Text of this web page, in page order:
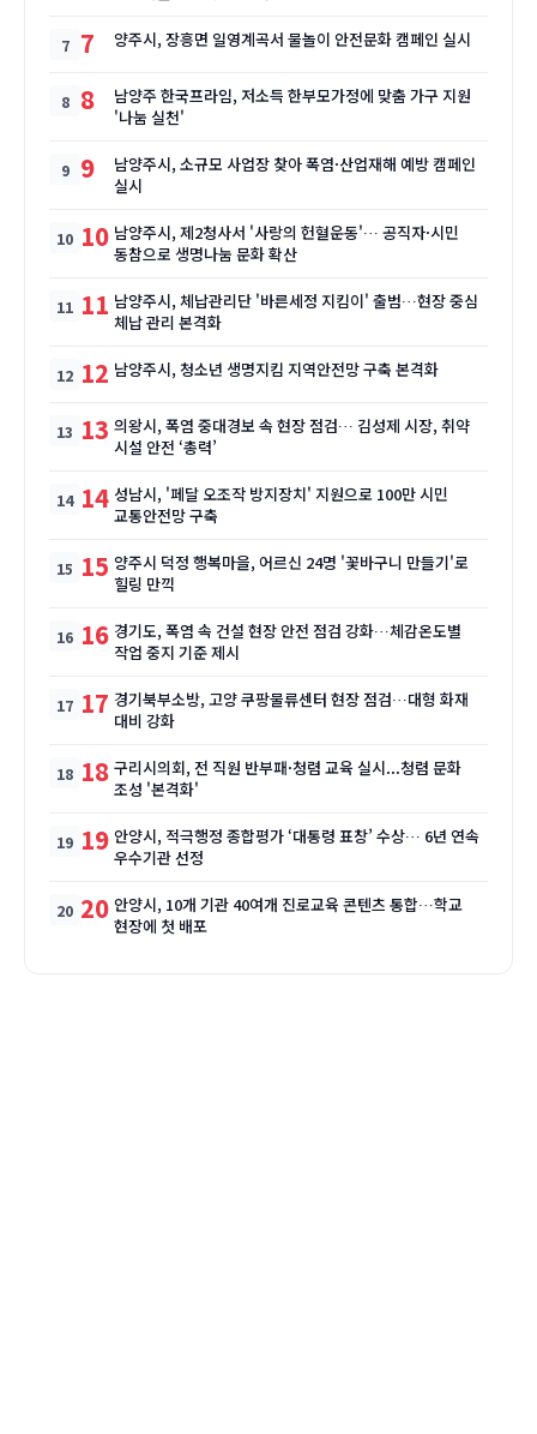
7 양주시, 장흥면 일영계곡서 물놀이 안전문화 캠페인 실시
8
남양주 한국프라임, 저소득 한부모가정에 맞춤 가구 지원
'나눔 실천'
9
남양주시, 소규모 사업장 찾아 폭염·산업재해 예방 캠페인
실시
10 남양주시, 제2청사서 '사랑의 헌혈운동'… 공직자·시민
동참으로 생명나눔 문화 확산
11 남양주시, 체납관리단 '바른세정 지킴이' 출범…현장 중심
체납 관리 본격화
12 남양주시, 청소년 생명지킴 지역안전망 구축 본격화
13 의왕시, 폭염 중대경보 속 현장 점검… 김성제 시장, 취약
시설 안전 ‘총력’
14 성남시, '페달 오조작 방지장치' 지원으로 100만 시민
교통안전망 구축
15 양주시 덕정 행복마을, 어르신 24명 '꽃바구니 만들기'로
힐링 만끽
16 경기도, 폭염 속 건설 현장 안전 점검 강화…체감온도별
작업 중지 기준 제시
17 경기북부소방, 고양 쿠팡물류센터 현장 점검…대형 화재
대비 강화
18 구리시의회, 전 직원 반부패·청렴 교육 실시...청렴 문화
조성 '본격화'
19 안양시, 적극행정 종합평가 ‘대통령 표창’ 수상… 6년 연속
우수기관 선정
20 안양시, 10개 기관 40여개 진로교육 콘텐츠 통합…학교
현장에 첫 배포